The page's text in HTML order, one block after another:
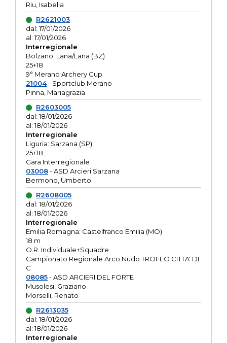
Riu, Isabella
R2621003
dal: 17/01/2026
al: 17/01/2026
Interregionale
Bolzano: Lana/Lana (BZ)
25+18
9° Merano Archery Cup
21004- Sportclub Merano
Pinna, Mariagrazia
R2603005
dal: 18/01/2026
al: 18/01/2026
Interregionale
Liguria: Sarzana (SP)
25+18
Gara Interregionale
03008- ASD Arcieri Sarzana
Bermond, Umberto
R2608005
dal: 18/01/2026
al: 18/01/2026
Interregionale
Emilia Romagna: Castelfranco Emilia (MO)
18 m
O.R. Individuale+Squadre
Campionato Regionale Arco Nudo TROFEO CITTA' DI
C
08085- ASD ARCIERI DEL FORTE
Musolesi, Graziano
Morselli, Renato
R2613035
dal: 18/01/2026
al: 18/01/2026
Interregionale